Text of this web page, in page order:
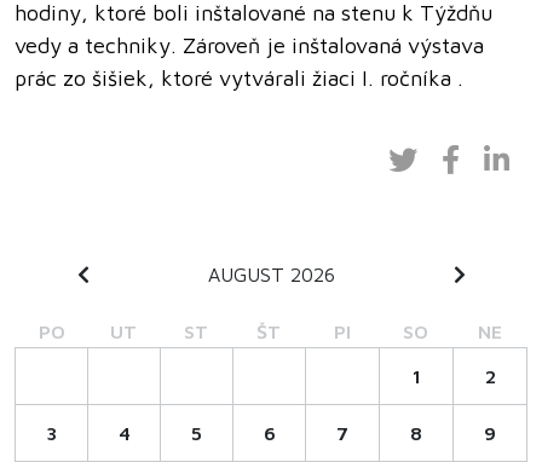
hodiny, ktoré boli inštalované na stenu k Týždňu
vedy a techniky. Zároveň je inštalovaná výstava
prác zo šišiek, ktoré vytvárali žiaci I. ročníka .
AUGUST 2026
PO UT ST ŠT PI SO NE
1 2
3 4 5 6 7 8 9